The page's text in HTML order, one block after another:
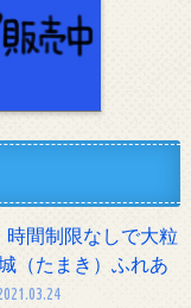
時間制限なしで大粒
（たまき）ふれあ